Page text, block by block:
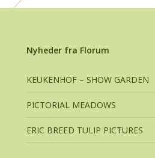
Nyheder fra Florum
KEUKENHOF – SHOW GARDEN
PICTORIAL MEADOWS
ERIC BREED TULIP PICTURES